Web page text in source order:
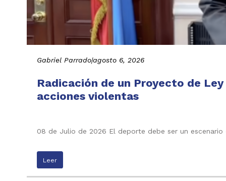
Gabriel Parrado|agosto 6, 2026
Radicación de un Proyecto de
acciones violentas
08 de Julio de 2026 El deporte debe ser un
Leer